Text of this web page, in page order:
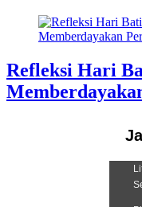
Refleksi Hari